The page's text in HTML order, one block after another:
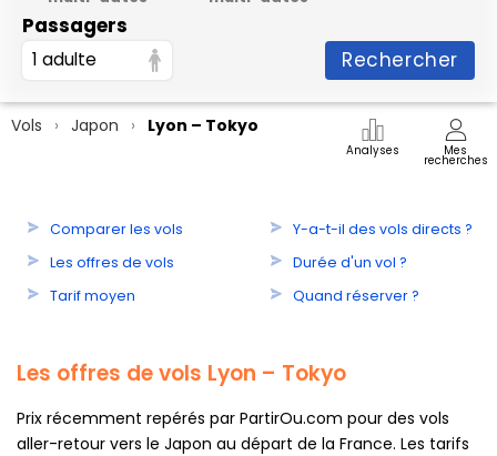
Passagers
1 adulte Rechercher
Vols Japon Lyon – Tokyo
Analyses Mes
recherches
Les offres de vols Lyon – Tokyo
Prix récemment repérés par PartirOu.com pour des vols
aller-retour vers le Japon au départ de la France. Les tarifs
Comparer les vols
Les offres de vols
Tarif moyen
Y-a-t-il des vols directs ?
Durée d'un vol ?
Quand réserver ?